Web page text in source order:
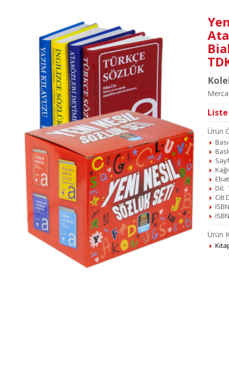
Ürün
Dil:
Cilt
Ürün